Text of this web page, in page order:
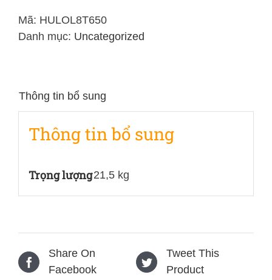
Lực
8
Kết
Nối
Liền
650mm
lượng
Mã: HULOL8T650
Danh mục: Uncategorized
Thông tin bổ sung
Thông tin bổ sung
Trọng lượng21,5 kg
Share On
Facebook
Tweet This
Product